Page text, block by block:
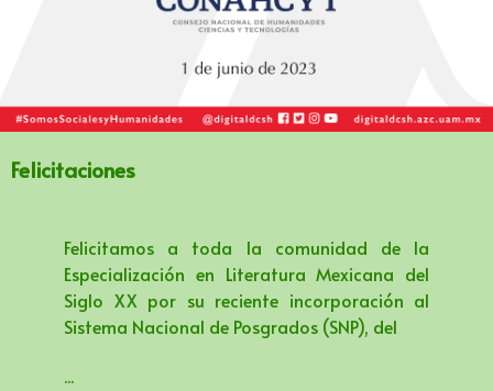
Felicitaciones
Felicitamos a toda la comunidad de la
Especialización en Literatura Mexicana del
Siglo XX por su reciente incorporación al
Sistema Nacional de Posgrados (SNP), del
...